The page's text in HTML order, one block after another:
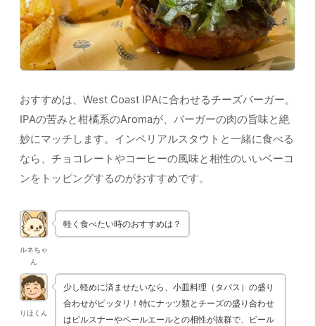
おすすめは、West Coast IPAに合わせるチーズバーガー。
IPAの苦みと柑橘系のAromaが、バーガーの肉の旨味と絶
妙にマッチします。インペリアルスタウトと一緒に食べる
なら、チョコレートやコーヒーの風味と相性のいいベーコ
ンをトッピングするのがおすすめです。
ルネちゃ
ん
軽く食べたい時のおすすめは？
りほくん
少し軽めに済ませたいなら、小皿料理（タパス）の盛り
合わせがピッタリ！特にナッツ類とチーズの盛り合わせ
はピルスナーやペールエールとの相性が抜群で、ビール